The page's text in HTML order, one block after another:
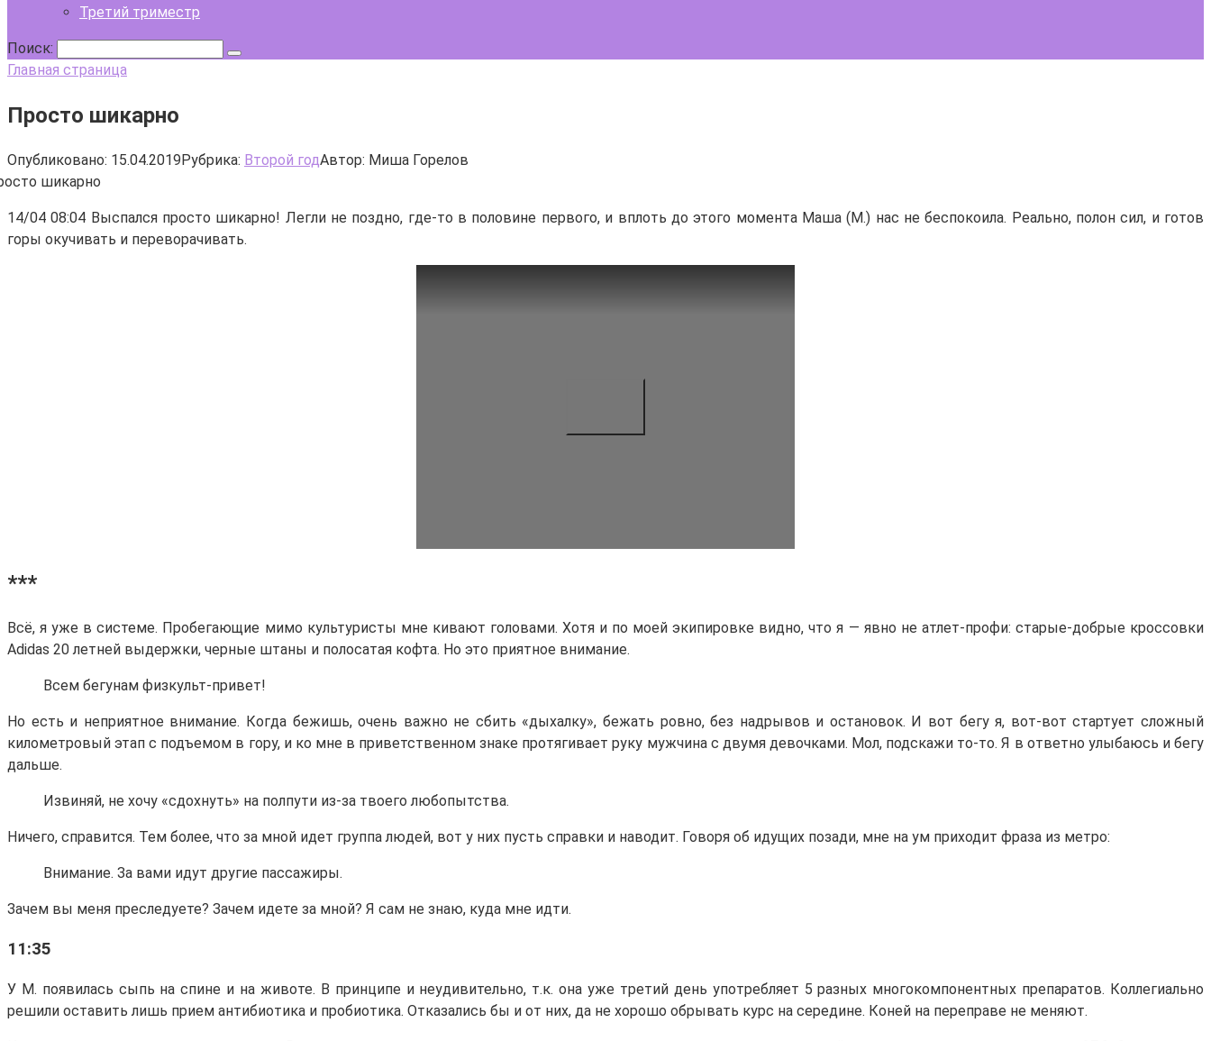
Третий триместр
Поиск:
Главная страница
Просто шикарно
Опубликовано: 15.04.2019Рубрика: Второй годАвтор: Миша Горелов
14/04 08:04 Выспался просто шикарно! Легли не поздно, где-то в половине первого, и вплоть до этого момента Маша (М.) нас не беспокоила. Реально, полон сил, и готов
горы окучивать и переворачивать.
***
Всё, я уже в системе. Пробегающие мимо культуристы мне кивают головами. Хотя и по моей экипировке видно, что я — явно не атлет-профи: старые-добрые кроссовки
Adidas 20 летней выдержки, черные штаны и полосатая кофта. Но это приятное внимание.
Всем бегунам физкульт-привет!
Но есть и неприятное внимание. Когда бежишь, очень важно не сбить «дыхалку», бежать ровно, без надрывов и остановок. И вот бегу я, вот-вот стартует сложный
километровый этап с подъемом в гору, и ко мне в приветственном знаке протягивает руку мужчина с двумя девочками. Мол, подскажи то-то. Я в ответно улыбаюсь и бегу
дальше.
Извиняй, не хочу «сдохнуть» на полпути из-за твоего любопытства.
Ничего, справится. Тем более, что за мной идет группа людей, вот у них пусть справки и наводит. Говоря об идущих позади, мне на ум приходит фраза из метро:
Внимание. За вами идут другие пассажиры.
Зачем вы меня преследуете? Зачем идете за мной? Я сам не знаю, куда мне идти.
11:35
У М. появилась сыпь на спине и на животе. В принципе и неудивительно, т.к. она уже третий день употребляет 5 разных многокомпонентных препаратов. Коллегиально
решили оставить лишь прием антибиотика и пробиотика. Отказались бы и от них, да не хорошо обрывать курс на середине. Коней на переправе не меняют.